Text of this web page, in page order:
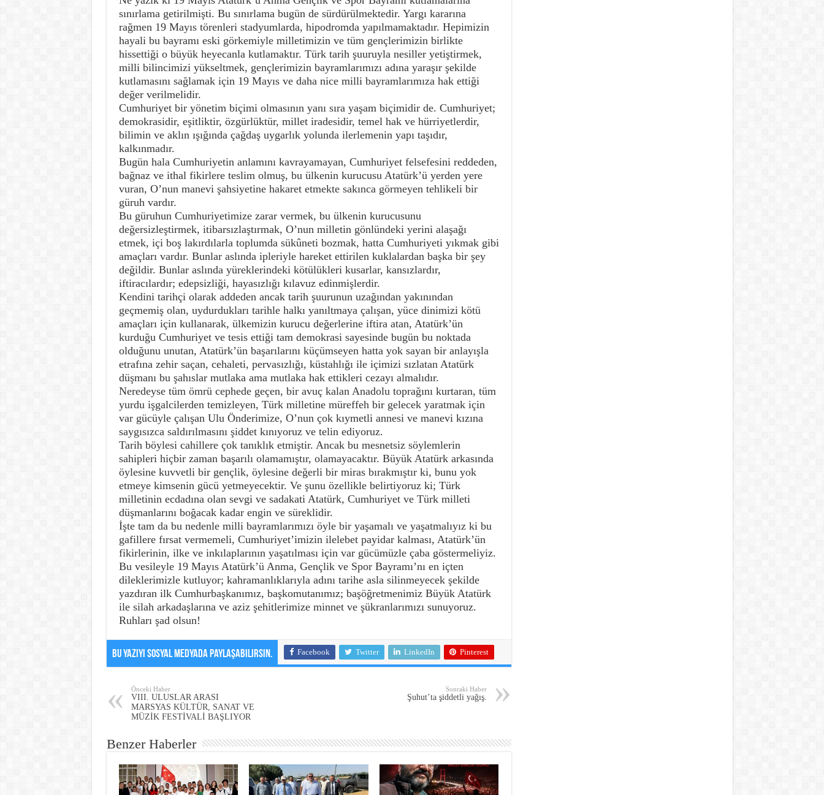
sınırlama getirilmişti. Bu sınırlama bugün de sürdürülmektedir. Yargı kararına
rağmen 19 Mayıs törenleri stadyumlarda, hipodromda yapılmamaktadır. Hepimizin
hayali bu bayramı eski görkemiyle milletimizin ve tüm gençlerimizin birlikte
hissettiği o büyük heyecanla kutlamaktır. Türk tarih şuuruyla nesiller yetiştirmek,
milli bilincimizi yükseltmek, gençlerimizin bayramlarımızı adına yaraşır şekilde
kutlamasını sağlamak için 19 Mayıs ve daha nice milli bayramlarımıza hak ettiği
değer verilmelidir.
Cumhuriyet bir yönetim biçimi olmasının yanı sıra yaşam biçimidir de. Cumhuriyet;
demokrasidir, eşitliktir, özgürlüktür, millet iradesidir, temel hak ve hürriyetlerdir,
bilimin ve aklın ışığında çağdaş uygarlık yolunda ilerlemenin yapı taşıdır,
kalkınmadır.
Bugün hala Cumhuriyetin anlamını kavrayamayan, Cumhuriyet felsefesini reddeden,
bağnaz ve ithal fikirlere teslim olmuş, bu ülkenin kurucusu Atatürk’ü yerden yere
vuran, O’nun manevi şahsiyetine hakaret etmekte sakınca görmeyen tehlikeli bir
güruh vardır.
Bu güruhun Cumhuriyetimize zarar vermek, bu ülkenin kurucusunu
değersizleştirmek, itibarsızlaştırmak, O’nun milletin gönlündeki yerini alaşağı
etmek, içi boş lakırdılarla toplumda sükûneti bozmak, hatta Cumhuriyeti yıkmak gibi
amaçları vardır. Bunlar aslında ipleriyle hareket ettirilen kuklalardan başka bir şey
değildir. Bunlar aslında yüreklerindeki kötülükleri kusarlar, kansızlardır,
iftiracılardır; edepsizliği, hayasızlığı kılavuz edinmişlerdir.
Kendini tarihçi olarak addeden ancak tarih şuurunun uzağından yakınından
geçmemiş olan, uydurdukları tarihle halkı yanıltmaya çalışan, yüce dinimizi kötü
amaçları için kullanarak, ülkemizin kurucu değerlerine iftira atan, Atatürk’ün
kurduğu Cumhuriyet ve tesis ettiği tam demokrasi sayesinde bugün bu noktada
olduğunu unutan, Atatürk’ün başarılarını küçümseyen hatta yok sayan bir anlayışla
etrafına zehir saçan, cehaleti, pervasızlığı, küstahlığı ile içimizi sızlatan Atatürk
düşmanı bu şahıslar mutlaka ama mutlaka hak ettikleri cezayı almalıdır.
Neredeyse tüm ömrü cephede geçen, bir avuç kalan Anadolu toprağını kurtaran, tüm
yurdu işgalcilerden temizleyen, Türk milletine müreffeh bir gelecek yaratmak için
var gücüyle çalışan Ulu Önderimize, O’nun çok kıymetli annesi ve manevi kızına
saygısızca saldırılmasını şiddet kınıyoruz ve telin ediyoruz.
Tarih böylesi cahillere çok tanıklık etmiştir. Ancak bu mesnetsiz söylemlerin
sahipleri hiçbir zaman başarılı olamamıştır, olamayacaktır. Büyük Atatürk arkasında
öylesine kuvvetli bir gençlik, öylesine değerli bir miras bırakmıştır ki, bunu yok
etmeye kimsenin gücü yetmeyecektir. Ve şunu özellikle belirtiyoruz ki; Türk
milletinin ecdadına olan sevgi ve sadakati Atatürk, Cumhuriyet ve Türk milleti
düşmanlarını boğacak kadar engin ve süreklidir.
İşte tam da bu nedenle milli bayramlarımızı öyle bir yaşamalı ve yaşatmalıyız ki bu
gafillere fırsat vermemeli, Cumhuriyet’imizin ilelebet payidar kalması, Atatürk’ün
fikirlerinin, ilke ve inkılaplarının yaşatılması için var gücümüzle çaba göstermeliyiz.
Bu vesileyle 19 Mayıs Atatürk’ü Anma, Gençlik ve Spor Bayramı’nı en içten
dileklerimizle kutluyor; kahramanlıklarıyla adını tarihe asla silinmeyecek şekilde
yazdıran ilk Cumhurbaşkanımız, başkomutanımız; başöğretmenimiz Büyük Atatürk
ile silah arkadaşlarına ve aziz şehitlerimize minnet ve şükranlarımızı sunuyoruz.
Ruhları şad olsun!
Bu Yazıyı Sosyal Medyada Paylaşabilirsin. Facebook Twitter LinkedIn Pinterest
Önceki Haber
VIII. ULUSLAR ARASI
MARSYAS KÜLTÜR, SANAT VE
MÜZİK FESTİVALİ BAŞLIYOR
Sonraki Haber
Şuhut’ta şiddetli yağış.
Benzer Haberler